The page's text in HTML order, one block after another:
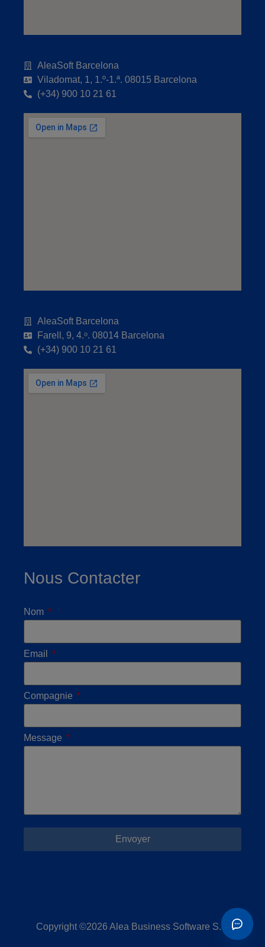
AleaSoft Barcelona
Viladomat, 1, 1.º-1.ª. 08015 Barcelona
(+34) 900 10 21 61
AleaSoft Barcelona
Farell, 9, 4.ᵒ. 08014 Barcelona
(+34) 900 10 21 61
Nous Contacter
Nom
Email
Compagnie
Message
Envoyer
Copyright ©2026 Alea Business Software S.L.